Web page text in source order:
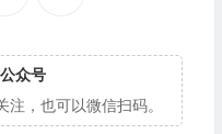
众号
，也可以微信扫码。